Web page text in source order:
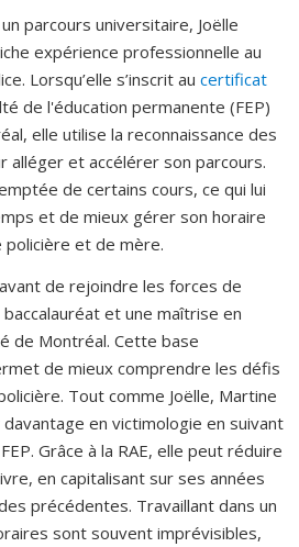
parcours universitaire, Joëlle
expérience professionnelle au
Lorsqu’elle s’inscrit au certificat
de l'éducation permanente (FEP)
elle utilise la reconnaissance des
alléger et accélérer son parcours.
de certains cours, ce qui lui
et de mieux gérer son horaire
et de mère.
de rejoindre les forces de
et une maîtrise en
de Montréal. Cette base
de mieux comprendre les défis
Tout comme Joëlle, Martine
en victimologie en suivant
Grâce à la RAE, elle peut réduire
en capitalisant sur ses années
précédentes. Travaillant dans un
sont souvent imprévisibles,